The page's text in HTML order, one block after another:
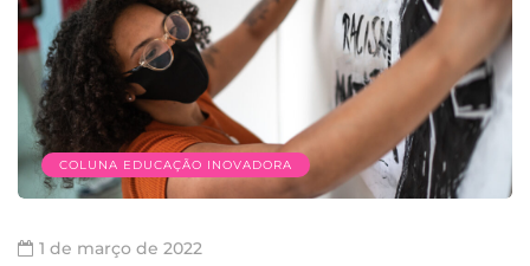
COLUNA EDUCAÇÃO INOVADORA
1 de março de 2022